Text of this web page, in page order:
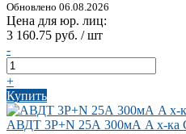
Обновлено 06.08.2026
Цена для юр. лиц:
3 160.75 руб. / шт
-
+
Купить
АВДТ 3P+N 25А 300мА A х-ка